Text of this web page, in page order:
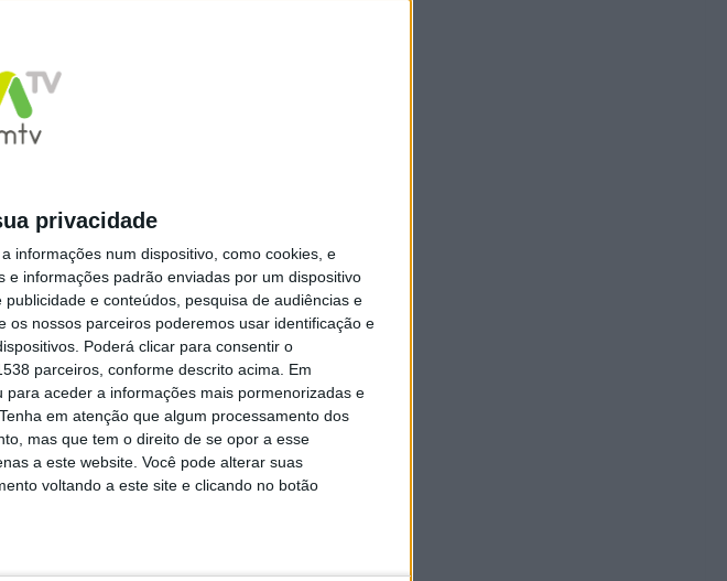
privacidade
informações num dispositivo, como cookies, e
informações padrão enviadas por um dispositivo
e conteúdos, pesquisa de audiências e
os nossos parceiros poderemos usar identificação e
Poderá clicar para consentir o
parceiros, conforme descrito acima. Em
aceder a informações mais pormenorizadas e
Tenha em atenção que algum processamento dos
mas que tem o direito de se opor a esse
a este website. Você pode alterar suas
voltando a este site e clicando no botão
de Proteção da Força em Beja